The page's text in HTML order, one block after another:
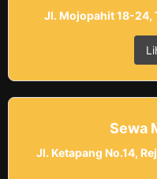
Jl. Mojopahit 18-24,
Sewa
Jl. Ketapang No.14,